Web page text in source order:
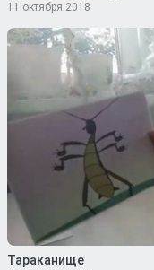
11 октября 2018
Тараканище